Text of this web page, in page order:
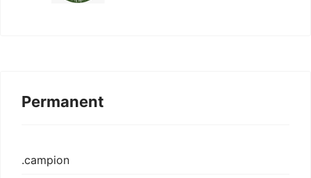
Permanent
.campion